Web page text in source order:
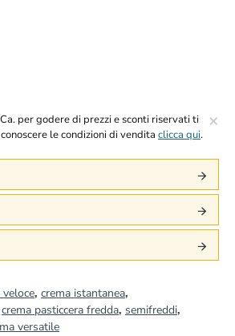
×
per godere di prezzi e sconti riservati ti
le condizioni di vendita clicca qui.
, crema istantanea,
crema pasticcera fredda, semifreddi,
versatile